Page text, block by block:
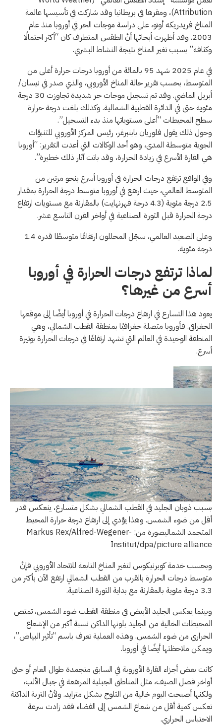
Attribution)، ومقرها في بريطانيا وقد شاركت في تأسيسها عالمة
المناخ فريدريكه أوتو، على دراسة موجات الحر في أوروبا منذ عام
2003. وقد أظهرت أبحاثها أنَّ الطقس المتطرف كان “أكثر احتمالًا
وكثافة” بسبب تغير المناخ نتيجة النشاط البشري.
في عام 2025 شهد 95 بالمائة من أوروبا درجات حرارة أعلى من
المتوسط، بحسب تقرير حالة المناخ الأوروبي، والذي صدر في نيسان/
أبريل الماضي. وقد تم تسجيل موجات حر شديدة تجاوزت 30 درجة
مئوية حتى في الدائرة القطبية الشمالية. وكذلك بلغت درجة حرارة
سطح المحيطات “أعلى مستوياتها منذ بدء التسجيل”.
وحول ذلك يقول فلوريان بابنبرغر، رئيس المركز الأوروبي للتنبؤات
الجوية متوسطة المدى، وهو أحد الوكالات التي أعدت التقرير: “أوروبا
هي القارة الأسرع في زيادة الحرارة، وقد باتت آثار ذلك خطيرة”.
وفي الواقع ترتفع درجات الحرارة في أوروبا أسرع بنحو مرتين من
المتوسط العالمي، حيث ارتفع في أوروبا متوسط درجة الحرارة بمقدار
2.5 درجة مئوية (4.3 درجة فهرنهايت) بالمقارنة مع مستويات ارتفاع
درجة الحرارة قبل الثورة الصناعية في أواخر القرن التاسع عشر.
وعلى الصعيد العالمي، سجّل المحللون ارتفاعًا متوسطًا قدره 1.4
درجة مئوية.
لماذا ترتفع درجات الحرارة في أوروبا
أسرع من غيرها؟
يعود هذا التسارع في ارتفاع درجات الحرارة في أوروبا أيضًا إلى موقعها
الجغرافي. فأوروبا متصلة جغرافيًا بمنطقة القطب الشمالي، وهي
المنطقة الوحيدة في العالم التي تشهد ارتفاعًا في درجات الحرارة بوتيرة
أسرع.
بسبب ذوبان الجليد في القطب الشمالي بشكل متسارع، ينعكس قدر
أقل من ضوء الشمس. وهذا يؤدي إلى ارتفاع درجة حرارة المحيط
المتجمد الشماليصورة من: Markus Rex/Alfred-Wegener-
Institut/dpa/picture alliance
وبحسب خدمة كوبرنيكوس لتغير المناخ التابعة للاتحاد الأوروبي فإنَّ
متوسط درجات الحرارة بالقرب من القطب الشمالي ارتفع الآن بأكثر من
3.3 درجة مئوية بالمقارنة مع بداية الثورة الصناعية.
وبينما يعكس الجليد الأبيض في منطقة القطب ضوء الشمس، تمتص
المحيطات الخالية من الجليد بلونها الداكن نسبة أكبر من الإشعاع
الحراري من ضوء الشمس. وهذه العملية تعرف باسم “تأثير البياض”،
ويمكن ملاحظتها أيضًا في أوروبا.
كانت بعض أجزاء القارة الأوروبة في السابق متجمدة طوال العام أو حتى
أواخر فصل الصيف، مثل المناطق الجبلية المرتفعة في جبال الألب،
ولكنها أصبحت اليوم خالية من الثلوج بشكل متزايد. ولأنَّ التربة الداكنة
تعكس كمية أقل من شعاع الشمس إلى الفضاء فقد زادت سرعة
الاحتباس الحراري.